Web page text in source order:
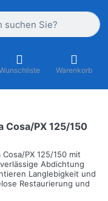
Suchbegriff ein.
Warenkorb
Cosa/PX 125/150
PX 125/150 mit
Abdichtung
Langlebigkeit und
Restaurierung und